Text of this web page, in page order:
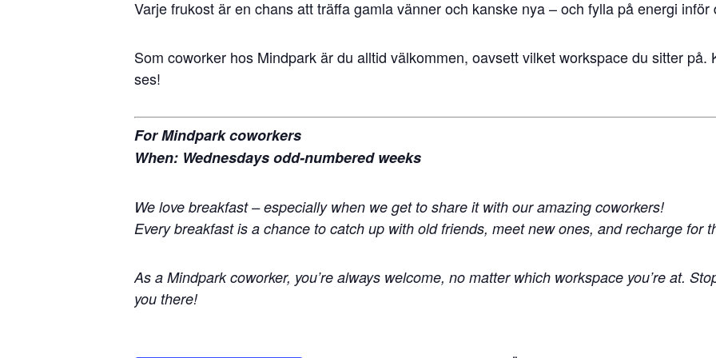
Varje frukost är en chans att träffa gamla vänner och kanske nya – och fylla på energi inför
Som coworker hos Mindpark är du alltid välkommen, oavsett vilket workspace du sitter på.
ses!
For Mindpark coworkers
When: Wednesdays odd-numbered weeks
We love breakfast – especially when we get to share it with our amazing coworkers!
Every breakfast is a chance to catch up with old friends, meet new ones, and recharge for
As a Mindpark coworker, you’re always welcome, no matter which workspace you’re at.
you there!